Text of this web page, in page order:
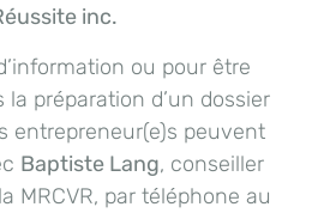
inc.
ou pour être
préparation d’un dossier
entrepreneur(e)s peuvent
Baptiste Lang, conseiller
MRCVR, par téléphone au